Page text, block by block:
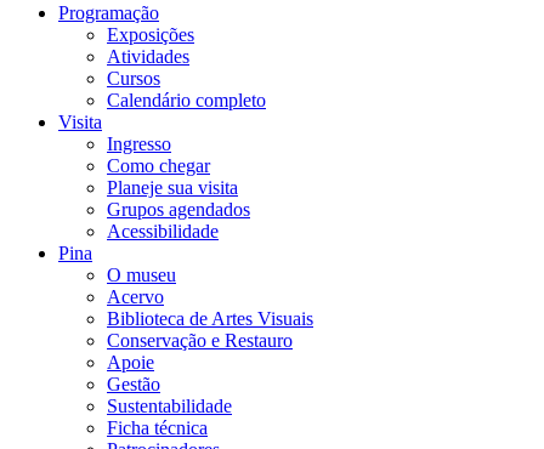
Programação
Exposições
Atividades
Cursos
Calendário completo
Visita
Ingresso
Como chegar
Planeje sua visita
Grupos agendados
Acessibilidade
Pina
O museu
Acervo
Biblioteca de Artes Visuais
Conservação e Restauro
Apoie
Gestão
Sustentabilidade
Ficha técnica